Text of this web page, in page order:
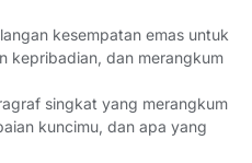
kesempatan emas untuk
kepribadian, dan merangkum
singkat yang merangkum
kuncimu, dan apa yang